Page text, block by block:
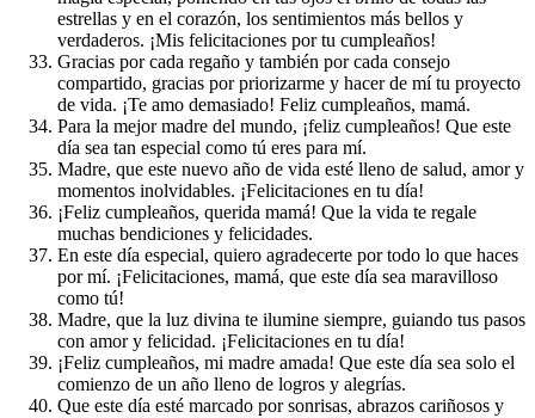
estrellas y en el corazón, los sentimientos más bellos y
verdaderos. ¡Mis felicitaciones por tu cumpleaños!
Gracias por cada regaño y también por cada consejo
compartido, gracias por priorizarme y hacer de mí tu proyecto
de vida. ¡Te amo demasiado! Feliz cumpleaños, mamá.
Para la mejor madre del mundo, ¡feliz cumpleaños! Que este
día sea tan especial como tú eres para mí.
Madre, que este nuevo año de vida esté lleno de salud, amor y
momentos inolvidables. ¡Felicitaciones en tu día!
¡Feliz cumpleaños, querida mamá! Que la vida te regale
muchas bendiciones y felicidades.
En este día especial, quiero agradecerte por todo lo que haces
por mí. ¡Felicitaciones, mamá, que este día sea maravilloso
como tú!
Madre, que la luz divina te ilumine siempre, guiando tus pasos
con amor y felicidad. ¡Felicitaciones en tu día!
¡Feliz cumpleaños, mi madre amada! Que este día sea solo el
comienzo de un año lleno de logros y alegrías.
Que este día esté marcado por sonrisas, abrazos cariñosos y